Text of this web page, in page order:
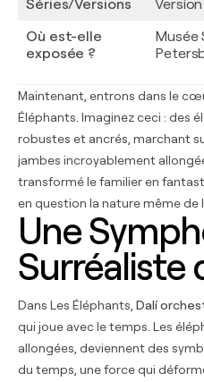
Séries/Versions
Où est-elle
exposée ?
Musée
Maintenant, entrons dans le
Éléphants. Imaginez ceci : des
robustes et ancrés, marchant
jambes incroyablement
transformé le familier en
en question la nature même de
Une
Surréaliste
Dans Les Éléphants, Dalí
qui joue avec le temps. Les
allongées, deviennent des
du temps, une force qui